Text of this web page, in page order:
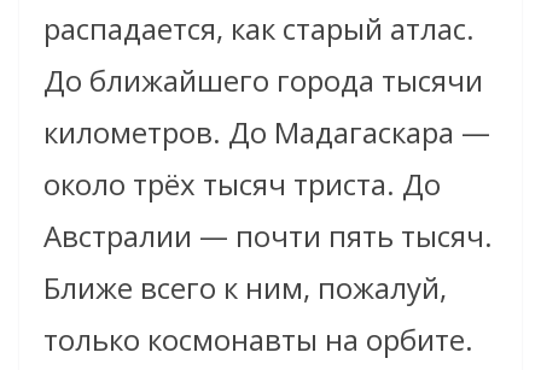
распадается, как старый атлас.
До ближайшего города тысячи
километров. До Мадагаскара —
около трёх тысяч триста. До
Австралии — почти пять тысяч.
Ближе всего к ним, пожалуй,
только космонавты на орбите.